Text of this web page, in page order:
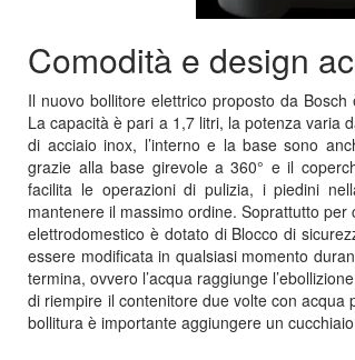
Comodità e design
Il nuovo bollitore elettrico proposto da
La capacità è pari a 1,7 litri, la potenza varia
di acciaio inox, l’interno e la base sono
grazie alla base girevole a 360° e il
facilita le operazioni di pulizia, i piedini
mantenere il massimo ordine. Soprattutto
elettrodomestico è dotato di Blocco di
essere modificata in qualsiasi momento
termina, ovvero l’acqua raggiunge
di riempire il contenitore due volte con
bollitura è importante aggiungere un